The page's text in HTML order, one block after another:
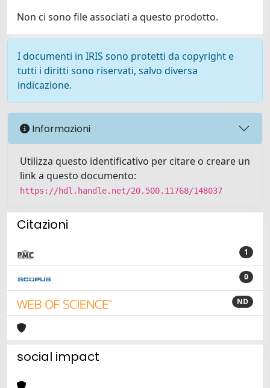
Non ci sono file associati a questo prodotto.
I documenti in IRIS sono protetti da copyright e
tutti i diritti sono riservati, salvo diversa
indicazione.
Informazioni
Utilizza questo identificativo per citare o creare un
link a questo documento:
https://hdl.handle.net/20.500.11768/148037
Citazioni
1
0
ND
social impact